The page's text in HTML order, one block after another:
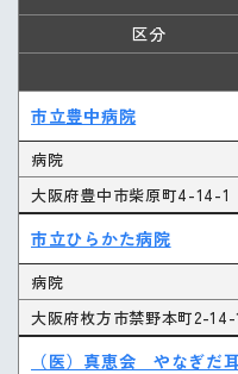
区分
市立豊中病院
病院
大阪府豊中市柴原町4-14-1
市立ひらかた病院
病院
大阪府枚方市禁野本町2-14-
（医）真恵会 やなぎだ